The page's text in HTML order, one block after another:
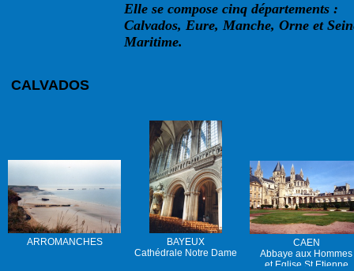
Elle se compose cinq départements :
Calvados, Eure, Manche, Orne et
Maritime.
CALVADOS
ARROMANCHES
BAYEUX
Cathédrale Notre Dame
CAEN
Abbaye aux Hommes
et Eglise St Etienne